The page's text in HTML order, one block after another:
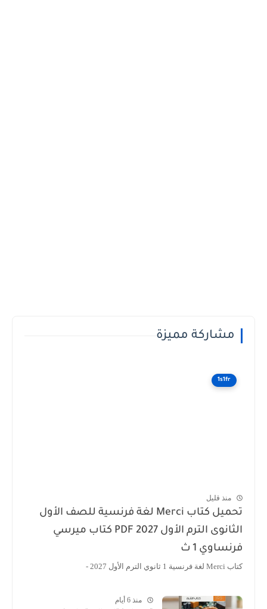
مشاركة مميزة
منذ قليل
تحميل كتاب Merci لغة فرنسية للصف الأول
الثانوى الترم الأول 2027 PDF كتاب ميرسي
1 ث
منذ 6 أيام